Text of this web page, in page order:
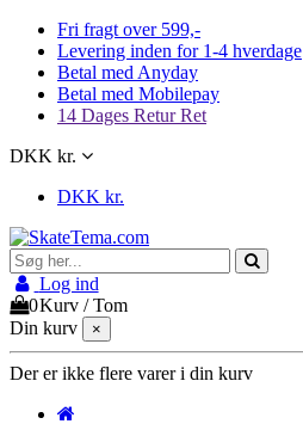
Fri fragt over 599,-
Levering inden for 1-4 hverdage
Betal med Anyday
Betal med Mobilepay
14 Dages Retur Ret
DKK kr.
DKK kr.
Log ind
0Kurv /Tom
Din kurv
×
Der er ikke flere varer i din kurv